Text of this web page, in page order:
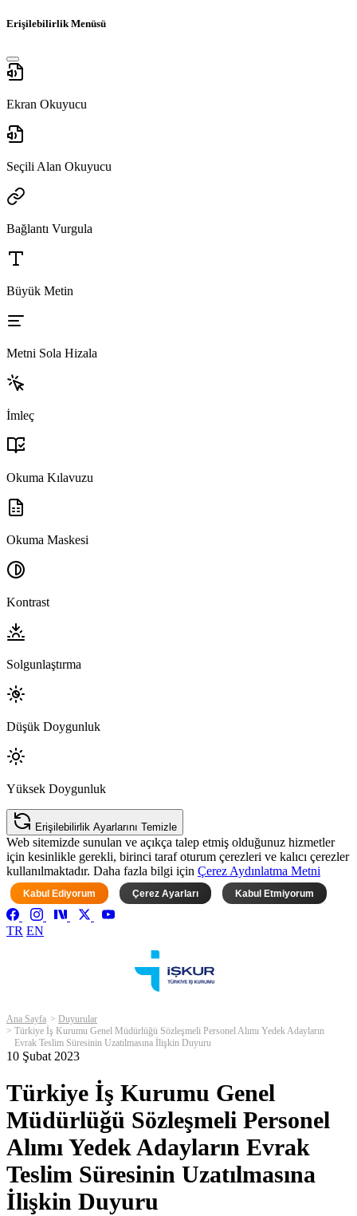
Erişilebilirlik Menüsü
Ekran Okuyucu
Seçili Alan Okuyucu
Bağlantı Vurgula
Büyük Metin
Metni Sola Hizala
İmleç
Okuma Kılavuzu
Okuma Maskesi
Kontrast
Solgunlaştırma
Düşük Doygunluk
Yüksek Doygunluk
Erişilebilirlik Ayarlarını Temizle
Web sitemizde sunulan ve açıkça talep etmiş olduğunuz hizmetler
için kesinlikle gerekli, birinci taraf oturum çerezleri ve kalıcı çerezler
kullanılmaktadır. Daha fazla bilgi için Çerez Aydınlatma Metni
Kabul Ediyorum Çerez Ayarları Kabul Etmiyorum
TR EN
Ana Sayfa
Duyurular
Türkiye İş Kurumu Genel Müdürlüğü Sözleşmeli Personel Alımı Yedek Adayların
Evrak Teslim Süresinin Uzatılmasına İlişkin Duyuru
10 Şubat 2023
Türkiye İş Kurumu Genel
Müdürlüğü Sözleşmeli Personel
Alımı Yedek Adayların Evrak
Teslim Süresinin Uzatılmasına
İlişkin Duyuru